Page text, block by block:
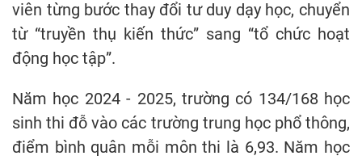
viên từng bước thay đổi tư duy dạy học, chuyển
từ “truyền thụ kiến thức” sang “tổ chức hoạt
động học tập”.
Năm học 2024 - 2025, trường có 134/168 học
sinh thi đỗ vào các trường trung học phổ thông,
điểm bình quân mỗi môn thi là 6,93. Năm học